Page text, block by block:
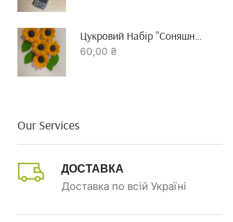
60,00 ₴
Our Services
ДОСТАВКА
Доставка по всій Україні